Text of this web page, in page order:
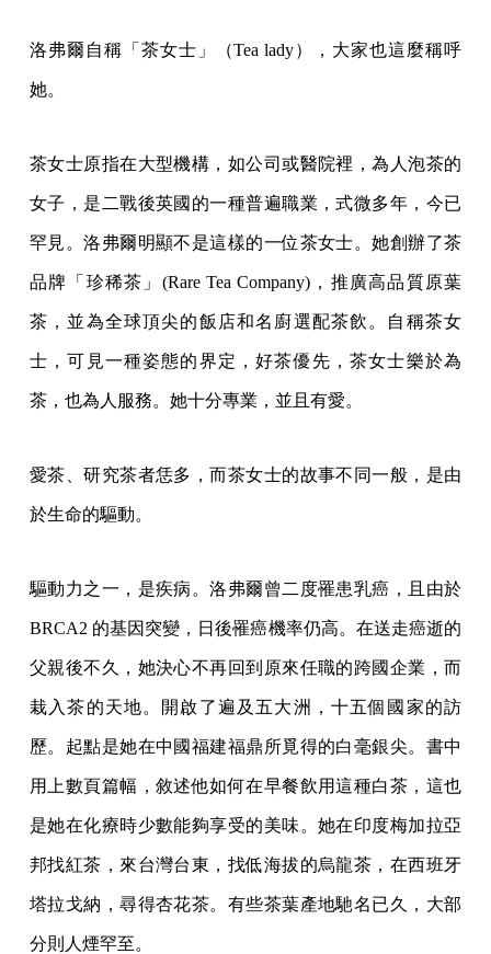
洛弗爾自稱「茶女士」（Tea lady），大家也這麼稱呼
她。
茶女士原指在大型機構，如公司或醫院裡，為人泡茶的
女子，是二戰後英國的一種普遍職業，式微多年，今已
罕見。洛弗爾明顯不是這樣的一位茶女士。她創辦了茶
品牌「珍稀茶」(Rare Tea Company)，推廣高品質原葉
茶，並為全球頂尖的飯店和名廚選配茶飲。自稱茶女
士，可見一種姿態的界定，好茶優先，茶女士樂於為
茶，也為人服務。她十分專業，並且有愛。
愛茶、研究茶者恁多，而茶女士的故事不同一般，是由
於生命的驅動。
驅動力之一，是疾病。洛弗爾曾二度罹患乳癌，且由於
BRCA2 的基因突變，日後罹癌機率仍高。在送走癌逝的
父親後不久，她決心不再回到原來任職的跨國企業，而
栽入茶的天地。開啟了遍及五大洲，十五個國家的訪
歷。起點是她在中國福建福鼎所覓得的白毫銀尖。書中
用上數頁篇幅，敘述他如何在早餐飲用這種白茶，這也
是她在化療時少數能夠享受的美味。她在印度梅加拉亞
邦找紅茶，來台灣台東，找低海拔的烏龍茶，在西班牙
塔拉戈納，尋得杏花茶。有些茶葉產地馳名已久，大部
分則人煙罕至。